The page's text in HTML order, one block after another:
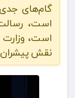
گام‌های
است،
است،
نقش